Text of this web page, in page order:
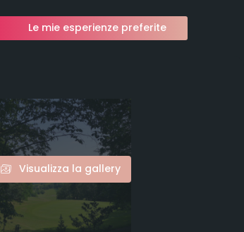
Le mie esperienze preferite
Visualizza la gallery